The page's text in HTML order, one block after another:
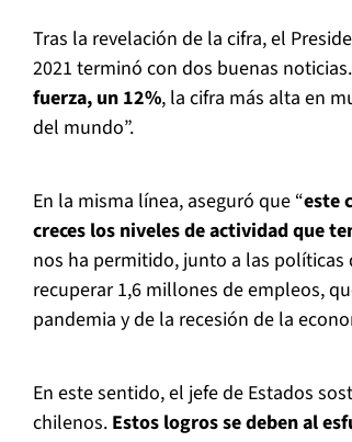
Tras la revelación de la cifra, el
2021 terminó con dos buenas noticias.
fuerza, un 12%, la cifra más alta en
del mundo”.
En la misma línea, aseguró que “este
creces los niveles de actividad que
nos ha permitido, junto a las
recuperar 1,6 millones de empleos,
pandemia y de la recesión de la
En este sentido, el jefe de Estados
chilenos. Estos logros se deben al